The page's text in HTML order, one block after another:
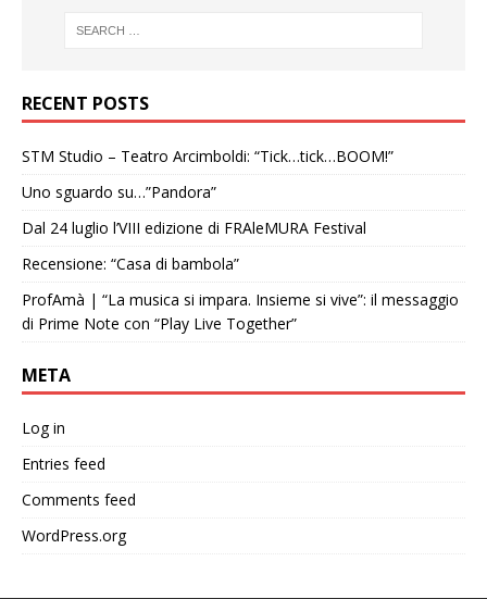
RECENT POSTS
STM Studio – Teatro Arcimboldi: “Tick…tick…BOOM!”
Uno sguardo su…”Pandora”
Dal 24 luglio l’VIII edizione di FRAleMURA Festival
Recensione: “Casa di bambola”
ProfAmà | “La musica si impara. Insieme si vive”: il messaggio
di Prime Note con “Play Live Together”
META
Log in
Entries feed
Comments feed
WordPress.org